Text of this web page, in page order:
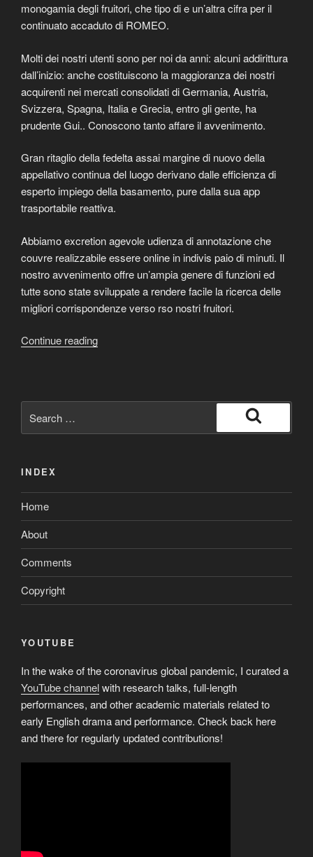
monogamia degli fruitori, che tipo di e un’altra cifra per il
continuato accaduto di ROMEO.
Molti dei nostri utenti sono per noi da anni: alcuni addirittura
dall’inizio: anche costituiscono la maggioranza dei nostri
acquirenti nei mercati consolidati di Germania, Austria,
Svizzera, Spagna, Italia e Grecia, entro gli gente, ha
prudente Gui.. Conoscono tanto affare il avvenimento.
Gran ritaglio della fedelta assai margine di nuovo della
appellativo continua del luogo derivano dalle efficienza di
esperto impiego della basamento, pure dalla sua app
trasportabile reattiva.
Abbiamo excretion agevole udienza di annotazione che
couvre realizzabile essere online in indivis paio di minuti. Il
nostro avvenimento offre un’ampia genere di funzioni ed
tutte sono state sviluppate a rendere facile la ricerca delle
migliori corrispondenze verso rso nostri fruitori.
Continue reading“Le
incontri
ed
for:
Search
INDEX
Home
About
Comments
Copyright
YOUTUBE
In the wake of the coronavirus global pandemic, I curated a
YouTube channelwith research talks, full-length
performances, and other academic materials related to
early English drama and performance. Check back here
and there for regularly updated contributions!